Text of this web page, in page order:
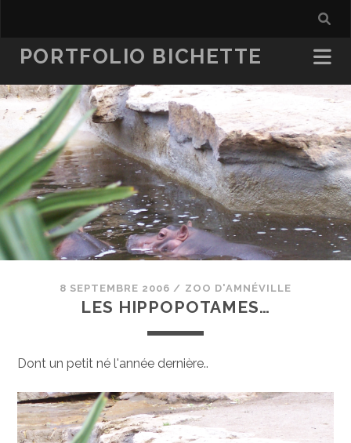
PORTFOLIO BICHETTE
8 SEPTEMBRE 2006 / ZOO D'AMNÉVILLE
LES HIPPOPOTAMES…
Dont un petit né l'année dernière..